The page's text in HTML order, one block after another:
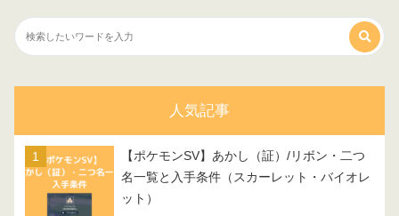
人気記事
【ポケモンSV】あかし（証）/リボン・二つ
名一覧と入手条件（スカーレット・バイオレ
ット）